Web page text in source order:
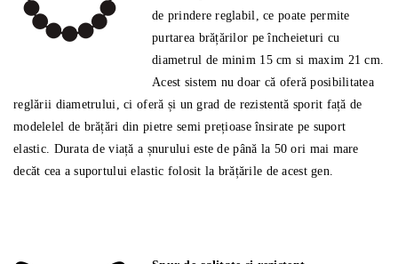
de prindere reglabil, ce poate permite
purtarea brățărilor pe încheieturi cu
diametrul de minim 15 cm si maxim 21 cm.
Acest sistem nu doar că oferă posibilitatea
reglării diametrului, ci oferă și un grad de rezistentă sporit față de
modelelel de brățări din pietre semi prețioase însirate pe suport
elastic. Durata de viață a șnurului este de până la 50 ori mai mare
decăt cea a suportului elastic folosit la brățările de acest gen.